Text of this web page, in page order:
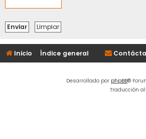
Inicio Índice general
Desarrollado por phpBB®
Traducción